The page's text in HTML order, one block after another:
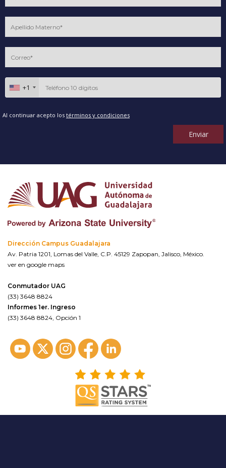
+1
Al continuar acepto los términos y condiciones
Enviar
Dirección Campus Guadalajara
Av. Patria 1201, Lomas del Valle, C.P. 45129 Zapopan, Jalisco, México.
ver en google maps
Conmutador UAG
(33) 3648 8824
Informes 1er. Ingreso
(33) 3648 8824, Opción 1